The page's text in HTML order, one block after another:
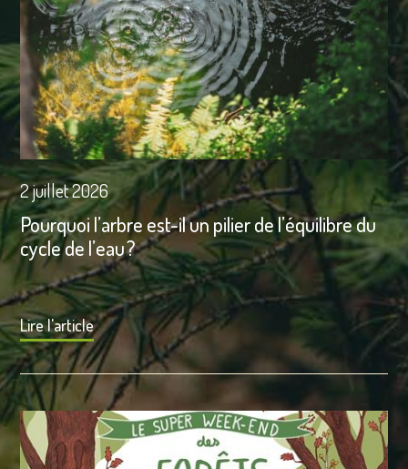
2 juillet 2026
Pourquoi l’arbre est-il un pilier de l’équilibre du
cycle de l’eau ?
Lire l'article